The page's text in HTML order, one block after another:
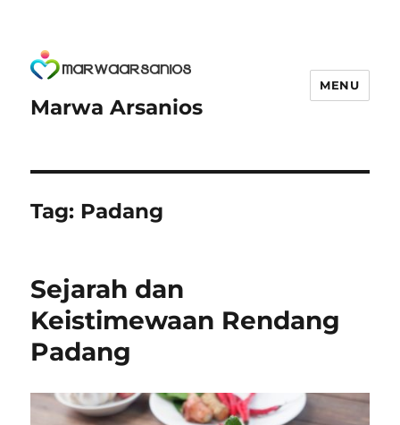
Marwa Arsanios
MENU
Tag: Padang
Sejarah dan
Keistimewaan Rendang
Padang